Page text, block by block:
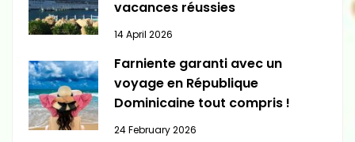
vacances réussies
14 April 2026
Farniente garanti avec un
voyage en République
Dominicaine tout compris !
24 February 2026